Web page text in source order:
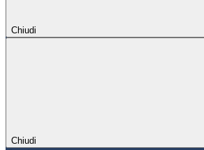
Chiudi
Chiudi